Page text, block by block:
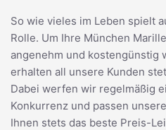
So wie vieles im Leben spielt
Rolle. Um Ihre München
angenehm und kostengünstig
erhalten all unsere Kunden
Dabei werfen wir regelmäßig
Konkurrenz und passen
Ihnen stets das beste Preis-